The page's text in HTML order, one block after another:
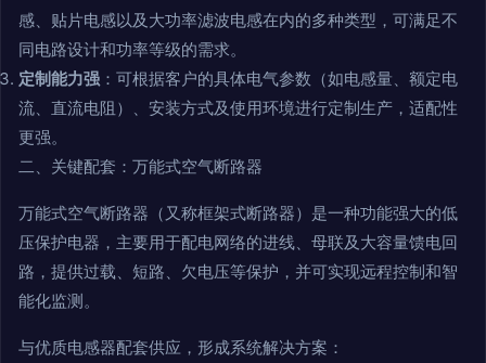
感、贴片电感以及大功率滤波电感在内的多种类型，可满足不
同电路设计和功率等级的需求。
定制能力强 ：可根据客户的具体电气参数（如电感量、额定电
流、直流电阻）、安装方式及使用环境进行定制生产，适配性
更强。
二、关键配套：万能式空气断路器
万能式空气断路器（又称框架式断路器）是一种功能强大的低
压保护电器，主要用于配电网络的进线、母联及大容量馈电回
路，提供过载、短路、欠电压等保护，并可实现远程控制和智
能化监测。
与优质电感器配套供应，形成系统解决方案：